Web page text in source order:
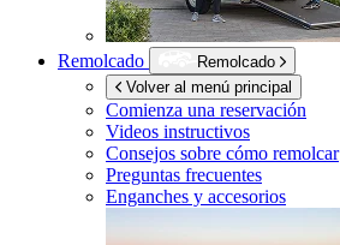
Remolcado
Remolcado
Volver al menú principal
Comienza una reservación
Videos instructivos
Consejos sobre cómo remolcar
Preguntas frecuentes
Enganches y accesorios